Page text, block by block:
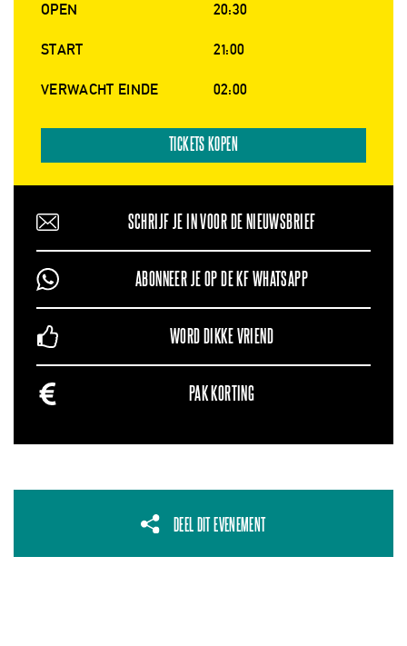
OPEN 20:30
START 21:00
VERWACHT EINDE 02:00
TICKETS KOPEN
SCHRIJF JE IN VOOR DE NIEUWSBRIEF
ABONNEER JE OP DE KF WHATSAPP
WORD DIKKE VRIEND
PAK KORTING
DEEL DIT EVENEMENT